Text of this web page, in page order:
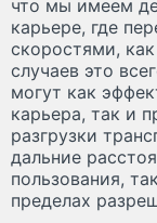
что мы имеем
карьере, где
скоростями,
случаев это
могут как
карьера, так и
разгрузки
дальние
пользования,
пределах